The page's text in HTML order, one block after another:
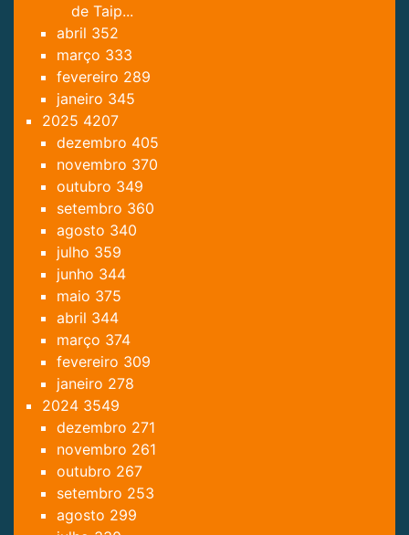
de Taip...
abril 352
março 333
fevereiro 289
janeiro 345
2025 4207
dezembro 405
novembro 370
outubro 349
setembro 360
agosto 340
julho 359
junho 344
maio 375
abril 344
março 374
fevereiro 309
janeiro 278
2024 3549
dezembro 271
novembro 261
outubro 267
setembro 253
agosto 299